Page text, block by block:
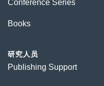
Conference Series
Books
研究人员
Publishing Support